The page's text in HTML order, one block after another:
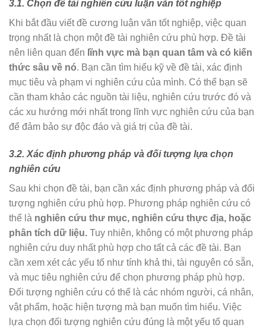
3.1. Chọn đề tài nghiên cứu luận văn tốt nghiệp
Khi bắt đầu viết đề cương luận văn tốt nghiệp, việc quan
trọng nhất là chọn một đề tài nghiên cứu phù hợp. Đề tài
nên liên quan đến lĩnh vực mà bạn quan tâm và có kiến
thức sâu về nó. Bạn cần tìm hiểu kỹ về đề tài, xác định
mục tiêu và phạm vi nghiên cứu của mình. Có thể bạn sẽ
cần tham khảo các nguồn tài liệu, nghiên cứu trước đó và
các xu hướng mới nhất trong lĩnh vực nghiên cứu của bạn
để đảm bảo sự độc đáo và giá trị của đề tài.
3.2. Xác định phương pháp và đối tượng lựa chọn
nghiên cứu
Sau khi chọn đề tài, bạn cần xác định phương pháp và đối
tượng nghiên cứu phù hợp. Phương pháp nghiên cứu có
thể là nghiên cứu thư mục, nghiên cứu thực địa, hoặc
phân tích dữ liệu. Tuy nhiên, không có một phương pháp
nghiên cứu duy nhất phù hợp cho tất cả các đề tài. Bạn
cần xem xét các yếu tố như tính khả thi, tài nguyên có sẵn,
và mục tiêu nghiên cứu để chọn phương pháp phù hợp.
Đối tượng nghiên cứu có thể là các nhóm người, cá nhân,
vật phẩm, hoặc hiện tượng mà bạn muốn tìm hiểu. Việc
lựa chọn đối tượng nghiên cứu đúng là một yếu tố quan